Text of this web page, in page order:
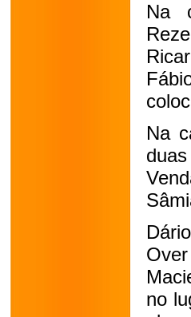
Na
Na
no